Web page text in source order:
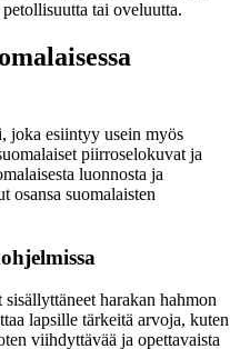
tai oveluutta.
joka esiintyy usein myös
piirroselokuvat ja
luonnosta ja
osansa suomalaisten
harakan hahmon
lapsille tärkeitä arvoja, kuten
viihdyttävää ja opettavaista